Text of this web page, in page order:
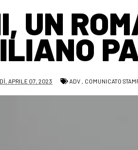
UN
APRILE 07, 2023 ADV , COMUNICATO